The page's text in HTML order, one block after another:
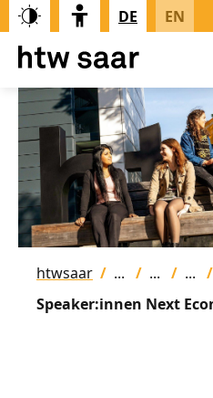
DE EN
htwsaar
Speaker:innen Next